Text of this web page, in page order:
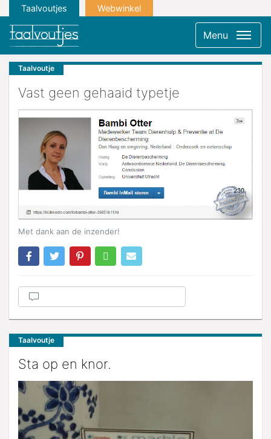
Taalvoutjes Webwinkel
Menu
Taalvoutje
Vast geen gehaaid typetje
Met dank aan de inzender!
Taalvoutje
Sta op en knor.